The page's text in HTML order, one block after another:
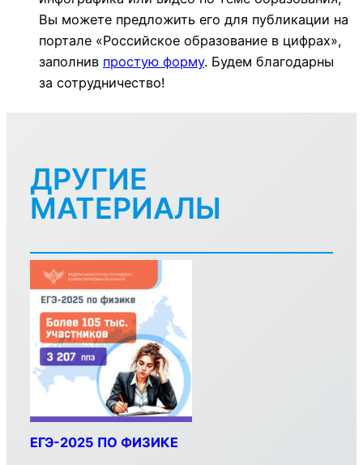
Вы можете предложить его для публикации на
портале «Российское образование в цифрах»,
заполнив простую форму. Будем благодарны
за сотрудничество!
ДРУГИЕ
МАТЕРИАЛЫ
ЕГЭ-2025 ПО ФИЗИКЕ